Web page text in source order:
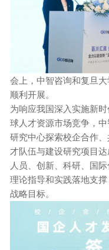
会上，中智咨询和复旦
顺利开展。
为响应我国深入实施新
球人才资源市场竞争，
研究中心探索校企合作
才队伍与建设研究项目
人员、创新、科研、国
理论指导和实践落地支
战略目标。